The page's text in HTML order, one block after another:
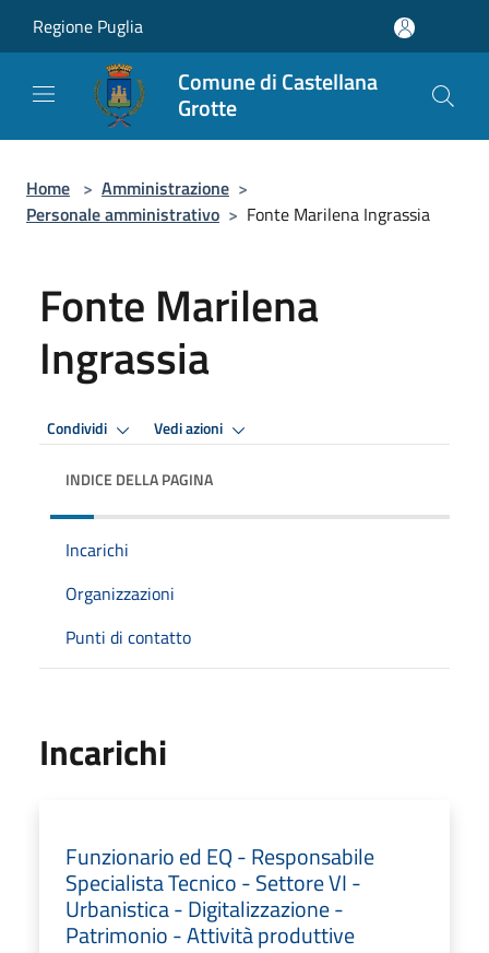
Regione Puglia
Comune di Castellana
Grotte
Home > Amministrazione >
Personale amministrativo > Fonte Marilena Ingrassia
Fonte Marilena
Ingrassia
Condividi Vedi azioni
INDICE DELLA PAGINA
Incarichi
Organizzazioni
Punti di contatto
Incarichi
Funzionario ed EQ - Responsabile
Specialista Tecnico - Settore VI -
Urbanistica - Digitalizzazione -
Patrimonio - Attività produttive